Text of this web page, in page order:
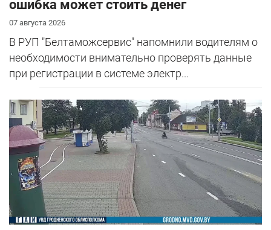
ошибка может стоить денег
07 августа 2026
В РУП "Белтаможсервис" напомнили водителям о
необходимости внимательно проверять данные
при регистрации в системе электр...